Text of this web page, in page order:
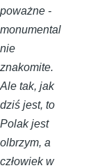
poważne -
monumental
nie
znakomite.
Ale tak, jak
dziś jest, to
Polak jest
olbrzym, a
człowiek w